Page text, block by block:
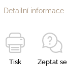
Detailní informace
Tisk Zeptat se